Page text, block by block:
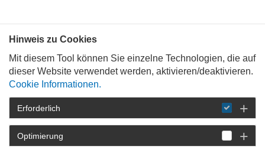
STARTSEITE
DETAIL
Hinweis zu Cookies
Mit diesem Tool können Sie einzelne Technologien, die auf
dieser Website verwendet werden, aktivieren/deaktivieren.
Cookie Informationen.
Erforderlich
Optimierung